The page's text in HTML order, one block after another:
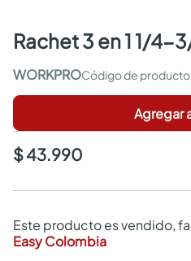
rachet 3 en 1 1/
WORKPRO
Agregar
$ 43.990
Este producto es vendido,
Easy Colombia